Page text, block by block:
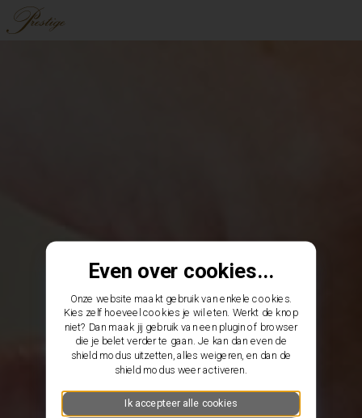
Even over cookies...
Onze website maakt gebruik van enkele cookies.
Kies zelf hoeveel cookies je wil eten. Werkt de knop
niet? Dan maak jij gebruik van een plugin of browser
die je belet verder te gaan. Je kan dan even de
shield modus uitzetten, alles weigeren, en dan de
shield modus weer activeren.
Ik accepteer alle cookies